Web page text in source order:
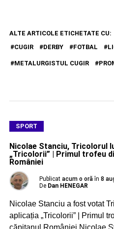
ALTE ARTICOLE ETICHETATE CU:
CUGIR
DERBY FOTBAL
METALURGISTUL CUGIR
SPORT
Nicolae Stanciu, Tricolorul
„Tricolorii” | Primul trofeu
României
Publicat acum o oră în 8
De Dan HENEGAR
Nicolae Stanciu a fost votat
aplicația „Tricolorii” | Primul
căpitanul României Nicolae